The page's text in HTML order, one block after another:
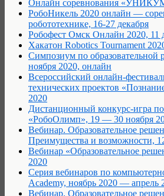
Онлайн соревнования
РобоНикель 2020 онлайн —
робототехнике, 16-27 декабря
Робофест Омск Онлайн 2020, 11
Хакатон Robotics Tournament
Cимпозиум по образовательной
ноября 2020, онлайн
Всероссийский онлайн-
технических проектов
2020
Дистанционный конкурс-игра
«РобоОлимп», 19 — 30 ноября
Вебинар. Образовательное
Преимущества и возможности,
Вебинар «Образовательное
2020
Серия вебинаров по
Academy, ноябрь 2020 — апрель
Вебинар. Образовательное